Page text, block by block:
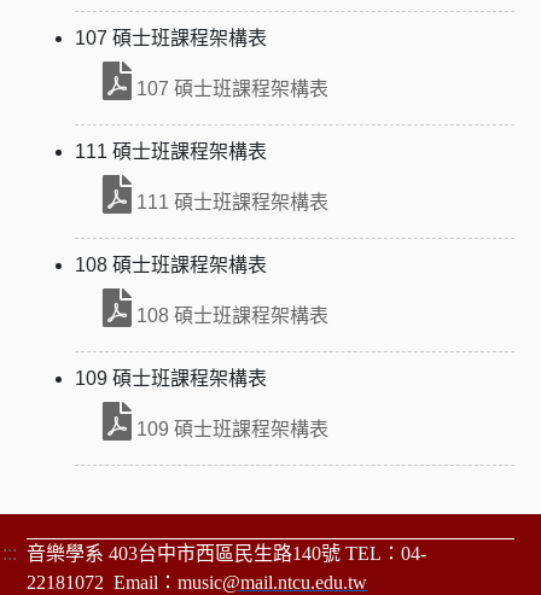
107 碩士班課程架構表
107 碩士班課程架構表
111 碩士班課程架構表
111 碩士班課程架構表
108 碩士班課程架構表
108 碩士班課程架構表
109 碩士班課程架構表
109 碩士班課程架構表
::: 音樂學系 403台中市西區民生路140號 TEL：04-
22181072 Email：music@mail.ntcu.edu.tw